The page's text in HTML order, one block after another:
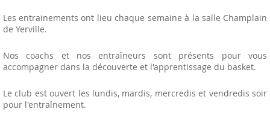
Les entrainements ont lieu chaque semaine à la salle Champlain
de Yerville.
Nos coachs et nos entraîneurs sont présents pour vous
accompagner dans la découverte et l'apprentissage du basket.
Le club est ouvert les lundis, mardis, mercredis et vendredis soir
pour l'entraînement.